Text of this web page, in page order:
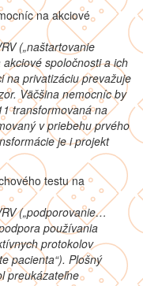
na akciové
(„naštartovanie
spoločnosti a ich
na privatizáciu prevažuje
Väčšina nemocníc by
transformovaná na
v priebehu prvého
je i projekt
testu na
(„podporovanie…
používania
protokolov
pacienta“). Plošný
preukázateľne